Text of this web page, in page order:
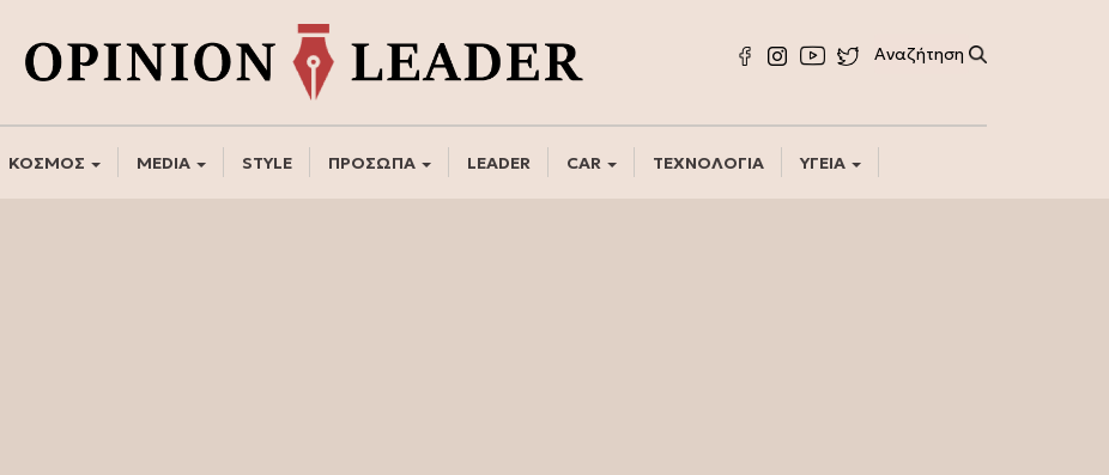
ΚΟΣΜΟΣ MEDIA STYLE ΠΡΟΣΩΠΑ LEADER CAR ΤΕΧΝΟΛΟΓΙΑ ΥΓΕΙΑ